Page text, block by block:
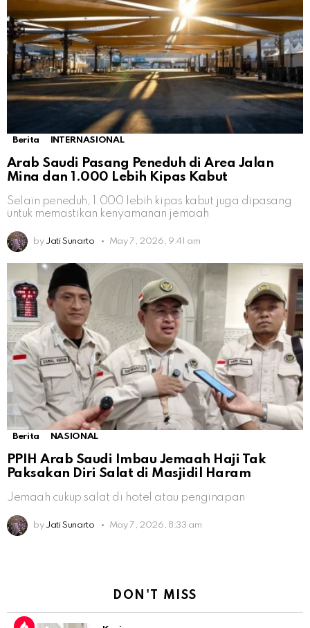
Berita INTERNASIONAL
Arab Saudi Pasang Peneduh di Area Jalan
Mina dan 1.000 Lebih Kipas Kabut
Selain peneduh, 1.000 lebih kipas kabut juga dipasang
untuk memastikan kenyamanan jemaah
by Jati Sunarto May 7, 2026, 9:41 am
Berita NASIONAL
PPIH Arab Saudi Imbau Jemaah Haji Tak
Paksakan Diri Salat di Masjidil Haram
Jemaah cukup salat di hotel atau penginapan
by Jati Sunarto May 7, 2026, 8:33 am
DON'T MISS